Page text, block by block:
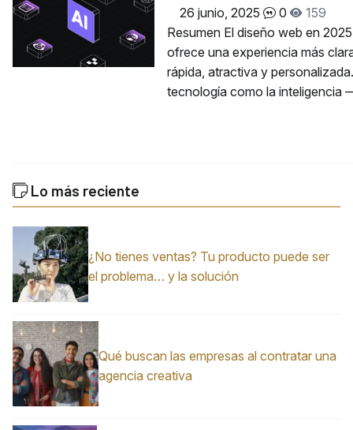
26 junio, 2025 0
159
Resumen El diseño web en 2025
ofrece una experiencia más
rápida, atractiva y
tecnología como la inteligencia
Lo más reciente
¿No tienes ventas? Tu producto puede ser
el problema… y la solución
Qué buscan las empresas al contratar una
agencia creativa